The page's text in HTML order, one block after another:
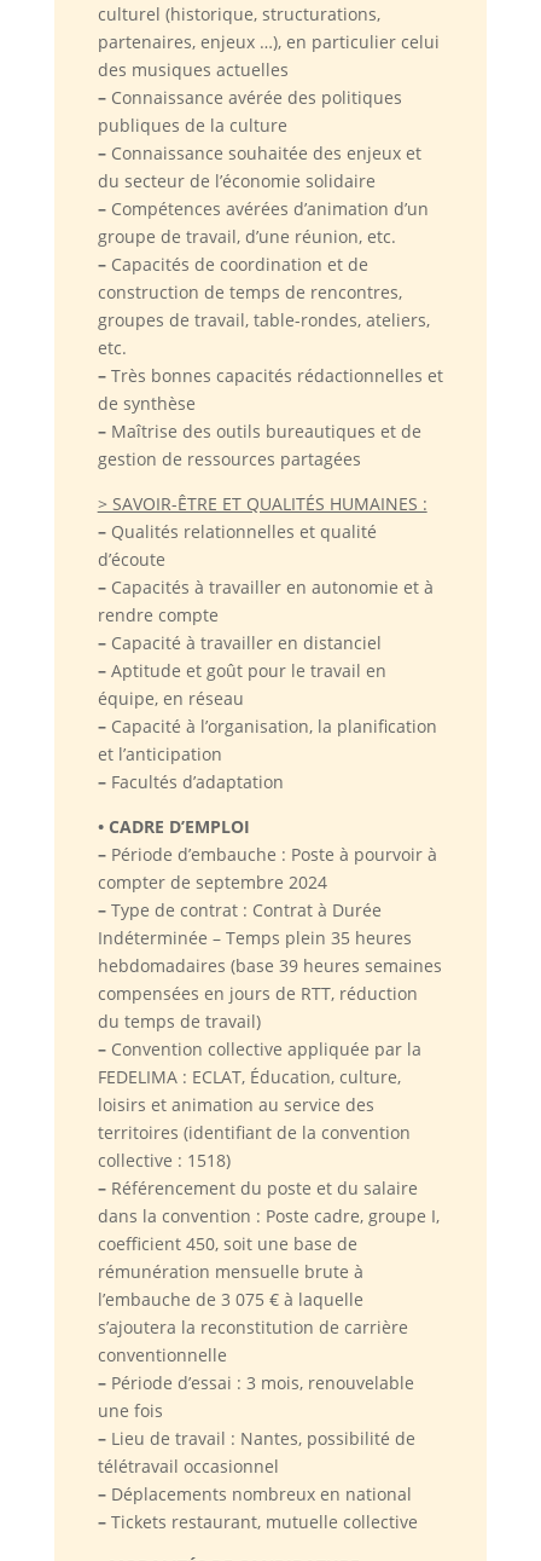
culturel (historique, structurations,
partenaires, enjeux …), en particulier celui
des musiques actuelles
–Connaissance avérée des politiques
publiques de la culture
–Connaissance souhaitée des enjeux et
du secteur de l’économie solidaire
–Compétences avérées d’animation d’un
groupe de travail, d’une réunion, etc.
–Capacités de coordination et de
construction de temps de rencontres,
groupes de travail, table-rondes, ateliers,
etc.
–Très bonnes capacités rédactionnelles et
de synthèse
–Maîtrise des outils bureautiques et de
gestion de ressources partagées
> SAVOIR-ÊTRE ET QUALITÉS HUMAINES :
–Qualités relationnelles et qualité
d’écoute
–Capacités à travailler en autonomie et à
rendre compte
–Capacité à travailler en distanciel
–Aptitude et goût pour le travail en
équipe, en réseau
–Capacité à l’organisation, la planification
et l’anticipation
–Facultés d’adaptation
• CADRE D’EMPLOI
–Période d’embauche : Poste à pourvoir à
compter de septembre 2024
–Type de contrat : Contrat à Durée
Indéterminée – Temps plein 35 heures
hebdomadaires (base 39 heures semaines
compensées en jours de RTT, réduction
du temps de travail)
–Convention collective appliquée par la
FEDELIMA : ECLAT, Éducation, culture,
loisirs et animation au service des
territoires (identifiant de la convention
collective : 1518)
–Référencement du poste et du salaire
dans la convention : Poste cadre, groupe I,
coefficient 450, soit une base de
rémunération mensuelle brute à
l’embauche de 3 075 € à laquelle
s’ajoutera la reconstitution de carrière
conventionnelle
–Période d’essai : 3 mois, renouvelable
une fois
–Lieu de travail : Nantes, possibilité de
télétravail occasionnel
–Déplacements nombreux en national
–Tickets restaurant, mutuelle collective